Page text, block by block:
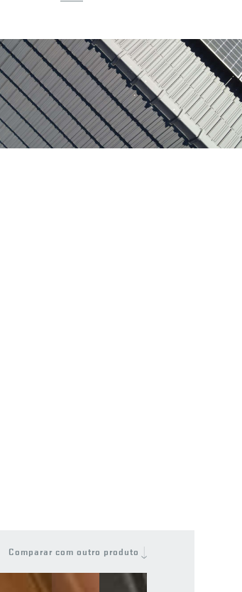
Moradia em Vale de Cambra
Antracite
Vale de Cambra
©Ricardo Junqueira
Comparar com outro produto